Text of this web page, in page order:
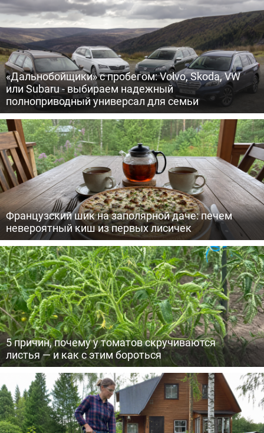
«Дальнобойщики» с пробегом: Volvo, Skoda, VW
или Subaru - выбираем надежный
полноприводный универсал для семьи
Французский шик на заполярной даче: печем
невероятный киш из первых лисичек
5 причин, почему у томатов скручиваются
листья — и как с этим бороться